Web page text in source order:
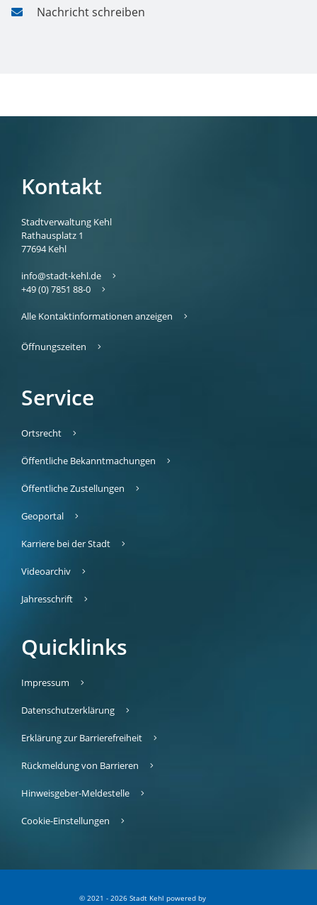
Nachricht schreiben
Kontakt
Stadtverwaltung Kehl
Rathausplatz 1
77694 Kehl
info@stadt-kehl.de
+49 (0) 7851 88-0
Alle Kontaktinformationen anzeigen
Öffnungszeiten
Service
Ortsrecht
Öffentliche Bekanntmachungen
Öffentliche Zustellungen
Geoportal
Karriere bei der Stadt
Videoarchiv
Jahresschrift
Quicklinks
Impressum
Datenschutzerklärung
Erklärung zur Barrierefreiheit
Rückmeldung von Barrieren
Hinweisgeber-Meldestelle
Cookie-Einstellungen
© 2021 - 2026 Stadt Kehl powered by